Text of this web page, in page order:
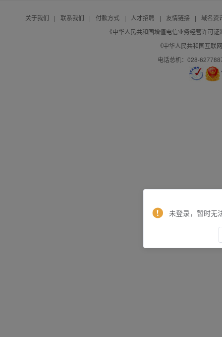
关于我们 | 联系我们 | 付款方式 | 人才招聘 | 友情链接 |
域名资
《中华人民共和国增值电信业务经营许可
《中华人民共和国互联
电话总机：028-
未登录，暂时无